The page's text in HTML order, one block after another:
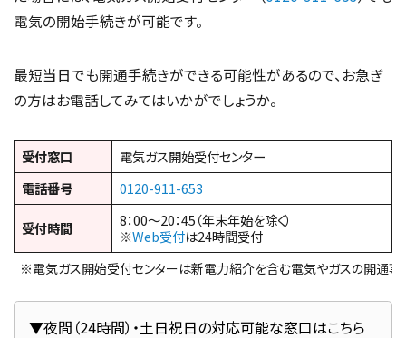
電気の開始手続きが可能です。
最短当日でも開通手続きができる可能性があるので、お急ぎ
の方はお電話してみてはいかがでしょうか。
受付窓口
電気ガス開始受付センター
電話番号
0120-911-653
受付時間
8：00～20：45（年末年始を除く）
※Web受付は24時間受付
※電気ガス開始受付センターは新電力紹介を含む電気やガスの開通専